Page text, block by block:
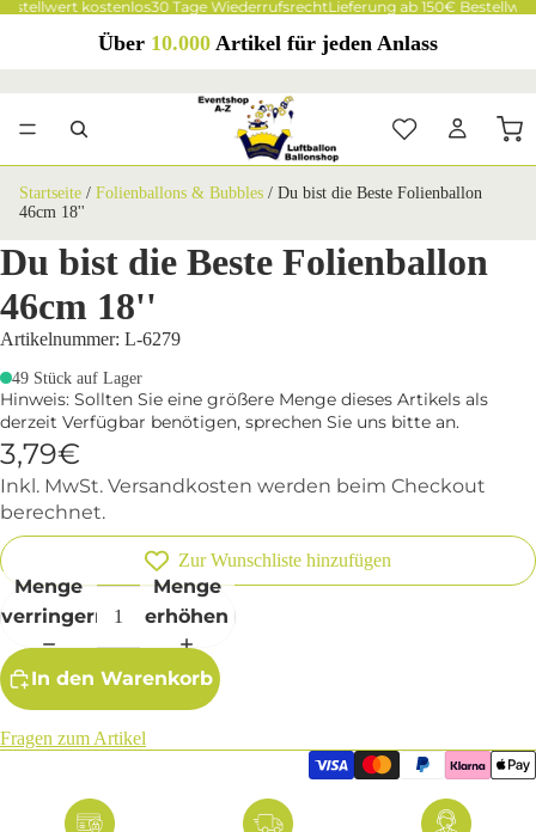
kostenlos30 Tage WiederrufsrechtLieferung ab 150€
Über 10.000 Artikel für jeden Anlass
Startseite / Folienballons & Bubbles / Du bist die Beste Folienballon
46cm 18''
Du bist die Beste Folienballon
46cm 18''
Artikelnummer: L-6279
49 Stück auf Lager
Hinweis: Sollten Sie eine größere Menge dieses Artikels als
derzeit Verfügbar benötigen, sprechen Sie uns bitte an.
3,79€
Inkl. MwSt. Versandkosten werden beim Checkout
berechnet.
Zur Wunschliste hinzufügen
Menge
verringern
Menge
erhöhen
In den Warenkorb
Fragen zum Artikel